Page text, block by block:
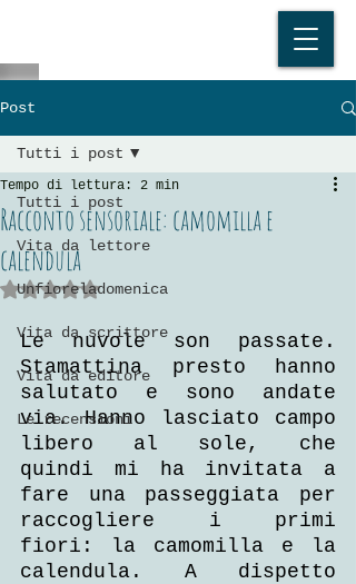
Post
Tutti i post
Vita da lettore
Unfioreladomenica
Vita da scrittore
Vita da editore
Le recensioni
Tutti i post
Racconto sensoriale: camomilla e
calendula
Tempo di lettura: 2 min
Valutazione NaN stelle su 5.
Le nuvole son passate.
Stamattina presto hanno
salutato e sono andate
via. Hanno lasciato campo
libero al sole, che
quindi mi ha invitata a
fare una passeggiata per
raccogliere i primi
fiori: la camomilla e la
calendula. A dispetto